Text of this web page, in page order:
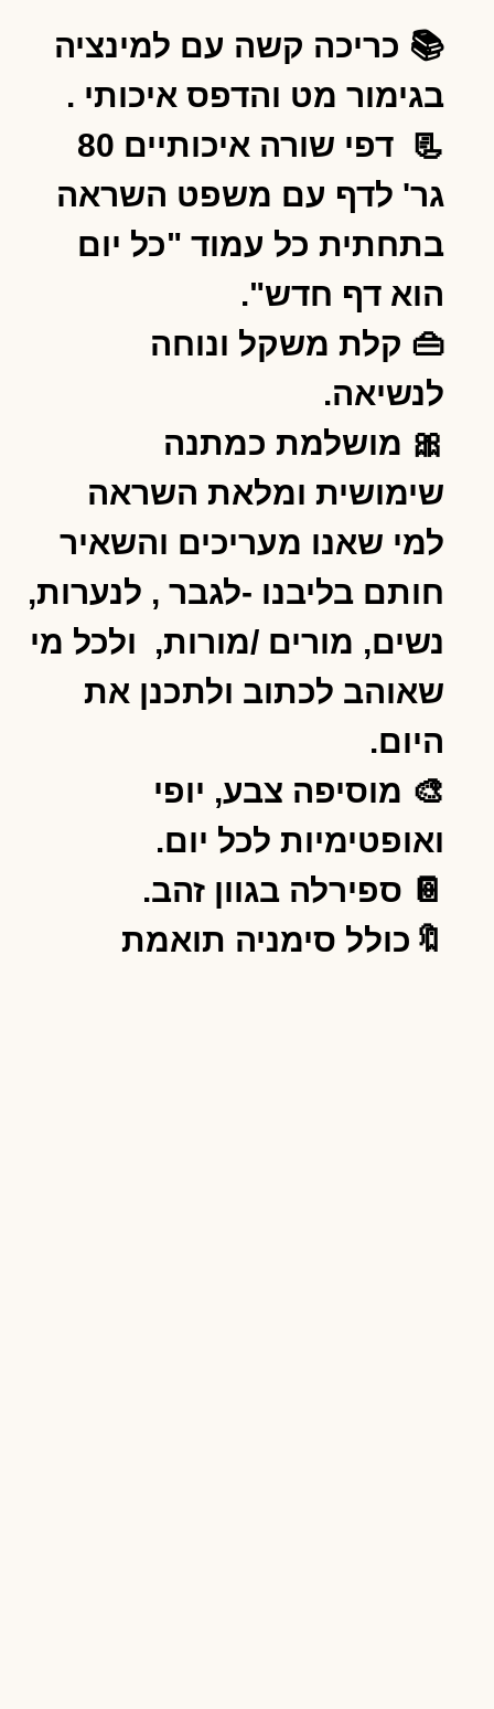
📚 כריכה קשה עם למינציה
בגימור מט והדפס איכותי .
📃 דפי שורה איכותיים 80
גר' לדף עם משפט השראה
בתחתית כל עמוד "כל יום
הוא דף חדש".
👜 קלת משקל ונוחה
לנשיאה.
🎀 מושלמת כמתנה
שימושית ומלאת השראה
למי שאנו מעריכים והשאיר
חותם בליבנו -לגבר , לנערות,
נשים, מורים /מורות, ולכל מי
שאוהב לכתוב ולתכנן את
היום.
🎨 מוסיפה צבע, יופי
ואופטימיות לכל יום.
📔 ספירלה בגוון זהב.
🔖כולל סימניה תואמת